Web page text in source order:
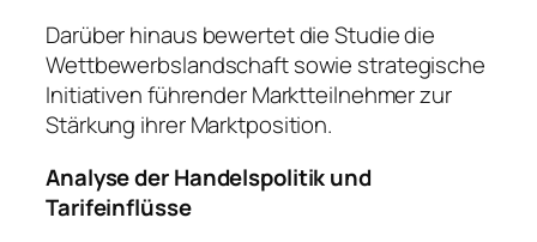
Darüber hinaus bewertet die Studie die
Wettbewerbslandschaft sowie strategische
Initiativen führender Marktteilnehmer zur
Stärkung ihrer Marktposition.
Analyse der Handelspolitik und
Tarifeinflüsse